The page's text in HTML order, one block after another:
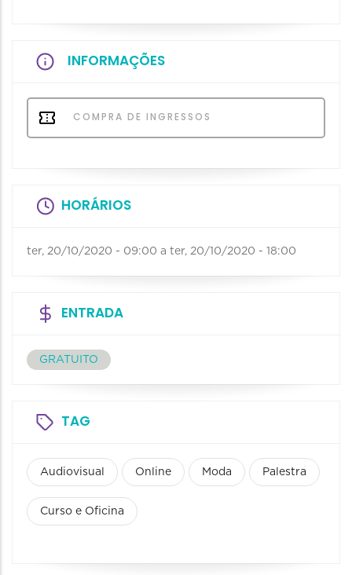
INFORMAÇÕES
COMPRA DE INGRESSOS
HORÁRIOS
ter, 20/10/2020 - 09:00 a ter, 20/10/2020 - 18:00
ENTRADA
GRATUITO
TAG
Audiovisual Online Moda Palestra
Curso e Oficina